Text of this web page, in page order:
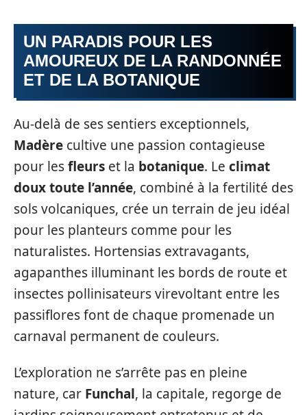
UN PARADIS POUR LES
AMOUREUX DE LA RANDONNÉE
ET DE LA BOTANIQUE
Au-delà de ses sentiers exceptionnels,
Madère cultive une passion contagieuse
pour lesfleurs et la botanique. Le climat
doux toute l’année, combiné à la fertilité des
sols volcaniques, crée un terrain de jeu idéal
pour les planteurs comme pour les
naturalistes. Hortensias extravagants,
agapanthes illuminant les bords de route et
insectes pollinisateurs virevoltant entre les
passiflores font de chaque promenade un
carnaval permanent de couleurs.
L’exploration ne s’arrête pas en pleine
nature, car Funchal, la capitale, regorge de